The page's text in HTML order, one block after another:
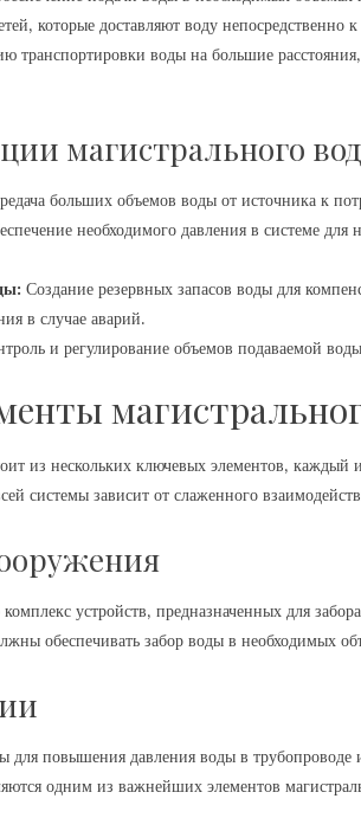
которые доставляют воду
воды на большие
магистрального
больших объемов воды от источника к
необходимого давления в системе
Создание резервных запасов воды для
в случае аварий.
и регулирование объемов подаваемой
из нескольких ключевых элементов‚
системы зависит от слаженного
устройств‚ предназначенных для
обеспечивать забор воды в необходимых
для повышения давления воды в трубопроводе
одним из важнейших элементов